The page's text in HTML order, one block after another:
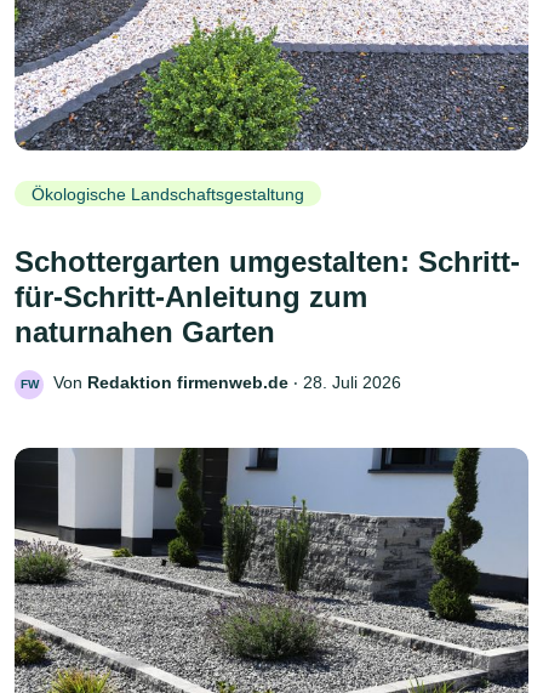
Ökologische Landschaftsgestaltung
Schottergarten umgestalten: Schritt-
für-Schritt-Anleitung zum
naturnahen Garten
FW Von Redaktion firmenweb.de ‧ 28. Juli 2026